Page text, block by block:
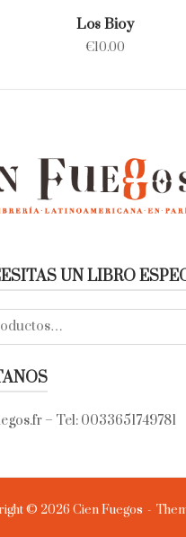
Los Bioy
€10.00
UN LIBRO
– Tel: 0033651749781
© 2026 Cien Fuegos